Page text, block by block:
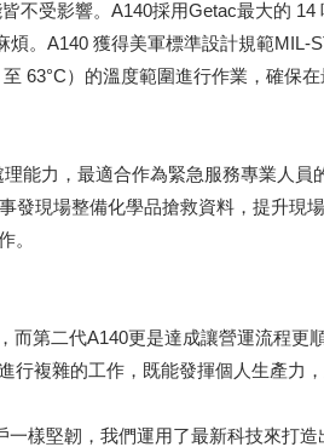
受影響。A140採用Getac最大的 14
。A140 獲得美軍標準設計規範MIL-
63°C）的溫度範圍進行作業，確保
能力，最適合作為緊急服務專業人
現場整備化學品搶救資料，提升現
。
第二代A140更是達成讓營運流程更
複雜的工作，既能發揮個人生產力，
樣堅韌，我們運用了最新科技來打